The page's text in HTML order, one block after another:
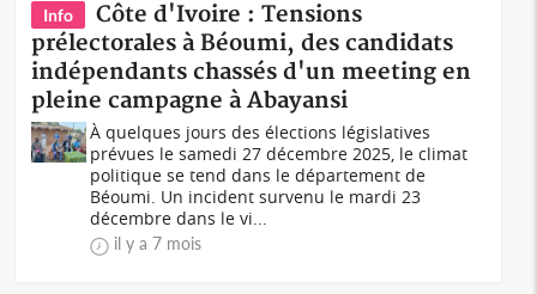
Info
Côte d'Ivoire : Tensions
prélectorales à Béoumi, des candidats
indépendants chassés d'un meeting en
pleine campagne à Abayansi
À quelques jours des élections législatives
prévues le samedi 27 décembre 2025, le climat
politique se tend dans le département de
Béoumi. Un incident survenu le mardi 23
décembre dans le vi...
il y a 7 mois